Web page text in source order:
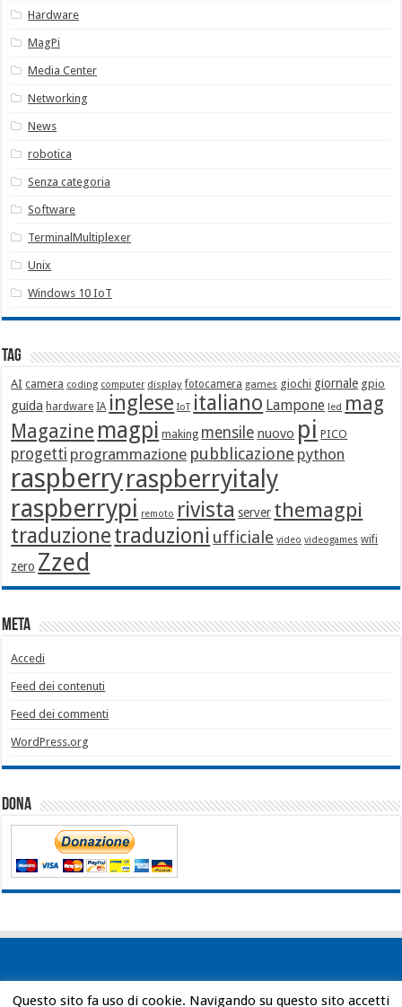
Hardware
MagPi
Media Center
Networking
News
robotica
Senza categoria
Software
TerminalMultiplexer
Unix
Windows 10 IoT
Tag
AI camera coding computer display fotocamera games giochi giornale gpio
guida hardware IA inglese IoT italiano Lampone led mag
Magazine magpi making mensile nuovo pi PICO
progetti programmazione pubblicazione python
raspberryraspberryitaly
raspberrypi remoto rivista server themagpi
traduzionetraduzioni ufficiale video videogames wifi
zero Zzed
Meta
Accedi
Feed dei contenuti
Feed dei commenti
WordPress.org
Dona
Powered by WordPress| Designed by Bob Vann
Questo sito fa uso di cookie. Navigando su questo sito accetti